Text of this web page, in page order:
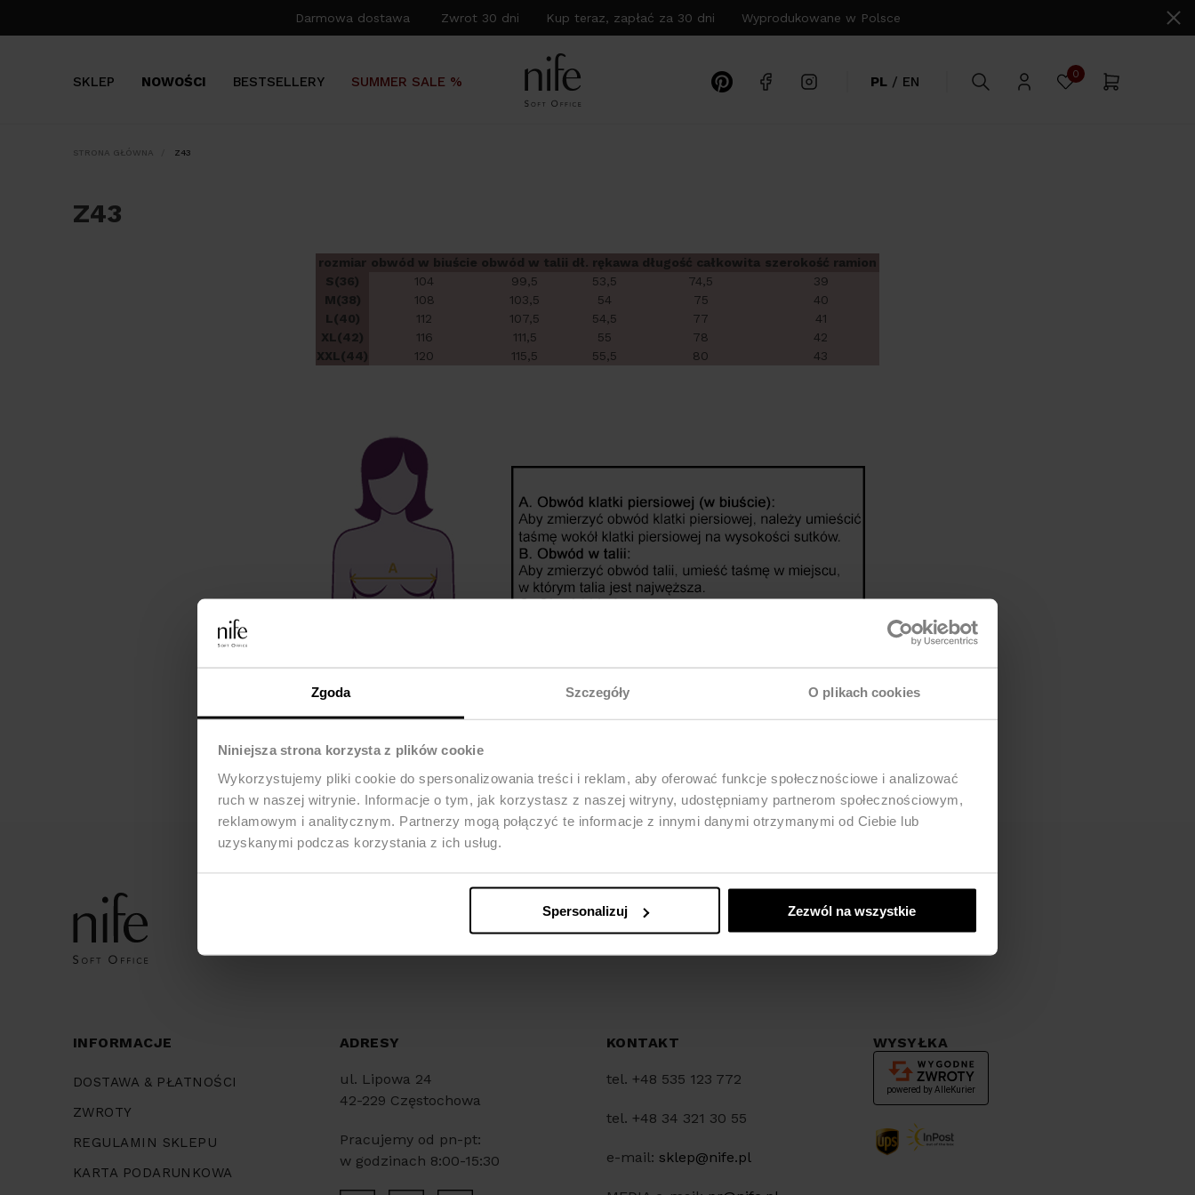
Zgoda Szczegóły O plikach cookies
Niniejsza strona korzysta z plików cookie
Wykorzystujemy pliki cookie do spersonalizowania treści i reklam, aby oferować funkcje społecznościowe i analizować
ruch w naszej witrynie. Informacje o tym, jak korzystasz z naszej witryny, udostępniamy partnerom społecznościowym,
reklamowym i analitycznym. Partnerzy mogą połączyć te informacje z innymi danymi otrzymanymi od Ciebie lub
uzyskanymi podczas korzystania z ich usług.
Spersonalizuj Zezwól na wszystkie
Darmowa dostawa Zwrot 30 dni Kup teraz, zapłać za 30 dni Wyprodukowane w Polsce
SKLEP NOWOŚCI BESTSELLERY SUMMER SALE % PL / EN 0
STRONA GŁÓWNA Z43
Z43
rozmiar obwód w biuście obwód w talii dł. rękawa długość całkowita szerokość ramion
S(36)
104 99,5 53,5 74,5
39
M(38)
108 103,5 54 75
40
L(40)
112 107,5 54,5 77
41
XL(42)
116 111,5 55 78
42
XXL(44)
120 115,5 55,5 80 43
INFORMACJE
DOSTAWA & PŁATNOŚCI
ZWROTY
REGULAMIN SKLEPU
KARTA PODARUNKOWA
ADRESY
ul. Lipowa 24
42-229 Częstochowa
Pracujemy od pn-pt:
w godzinach 8:00-15:30
KONTAKT
tel. +48 535 123 772
tel. +48 34 321 30 55
e-mail: sklep@nife.pl
WYSYŁKA